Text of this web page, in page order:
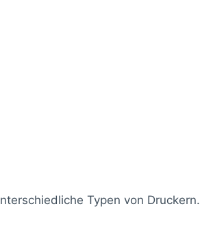
Typen von Druckern.